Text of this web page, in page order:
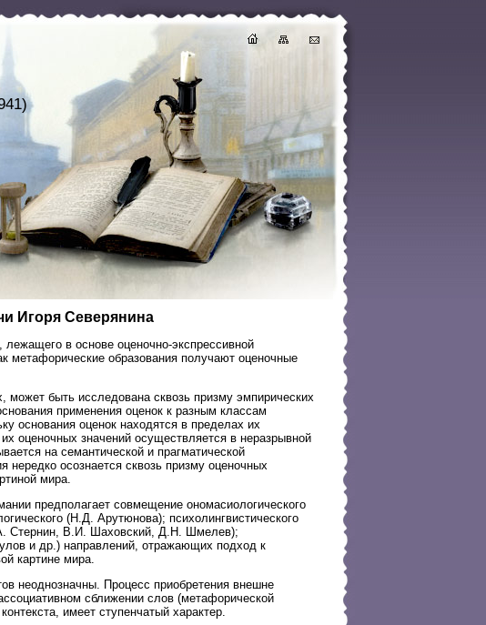
Игоря Северянина
в основе оценочно-экспрессивной
метафорические образования получают оценочные
быть исследована сквозь призму эмпирических
применения оценок к разным классам
основания оценок находятся в пределах их
оценочных значений осуществляется в неразрывной
на семантической и прагматической
осознается сквозь призму оценочных
мира.
предполагает совмещение ономасиологического
(Н.Д. Арутюнова); психолингвистического
Стернин, В.И. Шаховский, Д.Н. Шмелев);
и др.) направлений, отражающих подход к
картине мира.
неоднозначны. Процесс приобретения внешне
сближении слов (метафорической
имеет ступенчатый характер.